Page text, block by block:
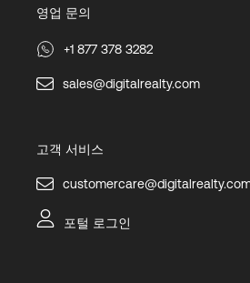
영업 문의
+1 877 378 3282
sales@digitalrealty.com
고객 서비스
포털 로그인